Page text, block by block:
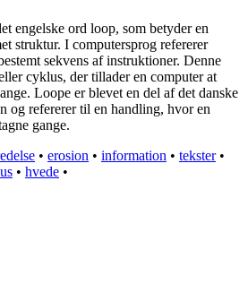
engelske ord loop, som betyder en
struktur. I computersprog refererer
sekvens af instruktioner. Denne
cyklus, der tillader en computer at
Loope er blevet en del af det danske
og refererer til en handling, hvor en
gange.
• erosion • information • tekster•
• hvede •